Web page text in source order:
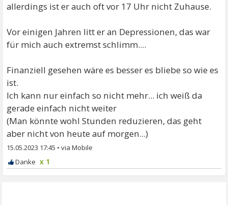
allerdings ist er auch oft vor 17 Uhr nicht Zuhause.
Vor einigen Jahren litt er an Depressionen, das war
für mich auch extremst schlimm....
Finanziell gesehen wäre es besser es bliebe so wie es
ist.
Ich kann nur einfach so nicht mehr... ich weiß da
gerade einfach nicht weiter
(Man könnte wohl Stunden reduzieren, das geht
aber nicht von heute auf morgen...)
15.05.2023 17:45 •
x 1